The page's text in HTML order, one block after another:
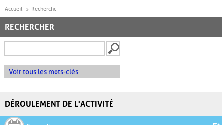
Accueil Recherche
RECHERCHER
Voir tous les mots-clés
DÉROULEMENT DE L'ACTIVITÉ